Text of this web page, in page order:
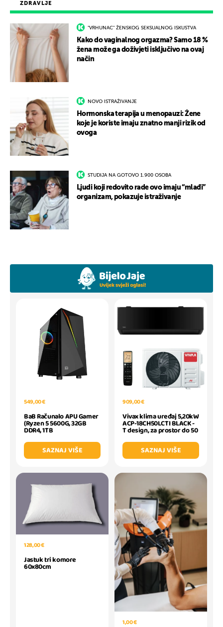
ZDRAVLJE
"VRHUNAC" ŽENSKOG SEKSUALNOG ISKUSTVA
Kako do vaginalnog orgazma? Samo 18 %
žena može ga doživjeti isključivo na ovaj
način
NOVO ISTRAŽIVANJE
Hormonska terapija u menopauzi: Žene
koje je koriste imaju znatno manji rizik od
ovoga
STUDIJA NA GOTOVO 1.900 OSOBA
Ljudi koji redovito rade ovo imaju “mlađi”
organizam, pokazuje istraživanje
549,00 €
BaB Računalo APU Gamer
(Ryzen 5 5600G, 32GB
DDR4, 1TB
SAZNAJ VIŠE
909,00 €
Vivax klima uređaj 5,20kW
ACP-18CH50LCTI BLACK -
T design, za prostor do 50
SAZNAJ VIŠE
128,00 €
Jastuk tri komore
60x80cm
1,00 €